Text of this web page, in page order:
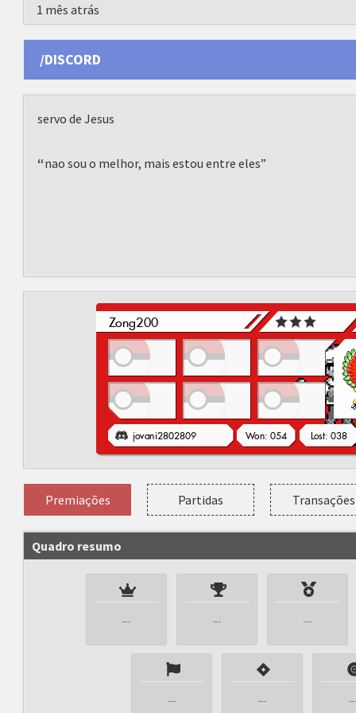
1 mês atrás
/DISCORD
servo de Jesus
“nao sou o melhor, mais estou entre eles”
Premiações Partidas Transações
Quadro resumo
--- --- ---
--- --- ---